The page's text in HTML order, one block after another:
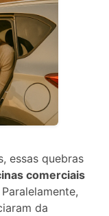
essas quebras
comerciais
da